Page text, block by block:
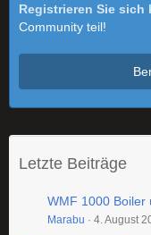
Registrieren Sie sich
Community teil!
Letzte Beiträge
WMF 1000 Boiler
Marabu 4. August